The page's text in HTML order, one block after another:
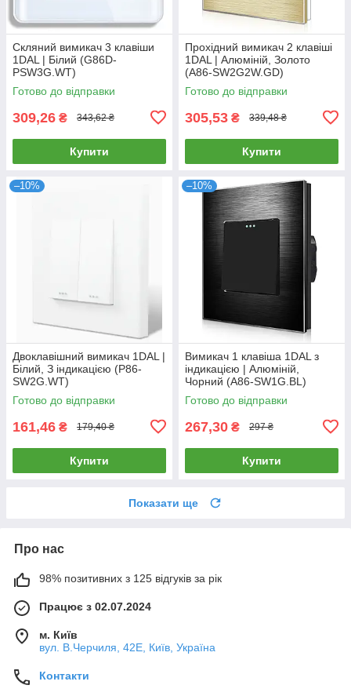
Скляний вимикач 3 клавіши
1DAL | Білий (G86D-
PSW3G.WT)
Готово до відправки
309,26 ₴ 343,62 ₴
Купити
Прохідний вимикач 2 клавіші
1DAL | Алюміній, Золото
(A86-SW2G2W.GD)
Готово до відправки
305,53 ₴ 339,48 ₴
Купити
–10%
Двоклавішний вимикач 1DAL |
Білий, З індикацією (P86-
SW2G.WT)
Готово до відправки
161,46 ₴ 179,40 ₴
Купити
–10%
Вимикач 1 клавіша 1DAL з
індикацією | Алюміній,
Чорний (А86-SW1G.BL)
Готово до відправки
267,30 ₴ 297 ₴
Купити
Показати ще
Про нас
98% позитивних з 125 відгуків за рік
Працює з 02.07.2024
м. Київ
вул. В.Черчиля, 42Е, Київ, Україна
Контакти